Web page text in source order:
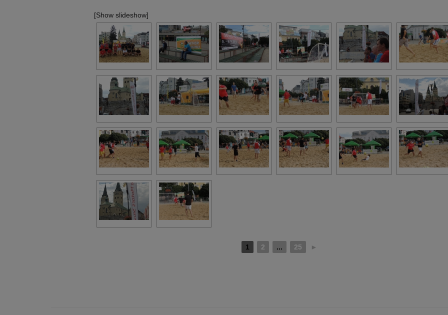
[Show slideshow]
1 2 ... 25 ►